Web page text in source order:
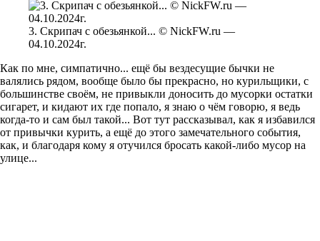
3. Скрипач с обезьянкой... © NickFW.ru —
04.10.2024г.
Как по мне, симпатично... ещё бы вездесущие бычки не
валялись рядом, вообще было бы прекрасно, но курильщики, с
большинстве своём, не привыкли доносить до мусорки остатки
сигарет, и кидают их где попало, я знаю о чём говорю, я ведь
когда-то и сам был такой... Вот тут рассказывал, как я избавился
от привычки курить, а ещё до этого замечательного события,
как, и благодаря кому я отучился бросать какой-либо мусор на
улице...